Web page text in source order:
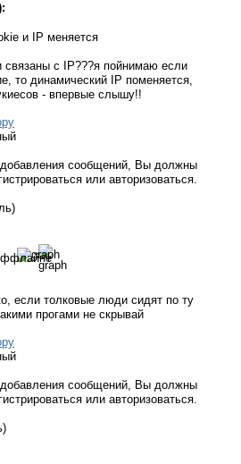
и IP меняется
связаны с IP???я пойнимаю если
то динамический IP поменяется,
- впервые слышу!!
сообщений, Вы должны
или авторизоваться.
если толковые люди сидят по ту
прогами не скрывай
сообщений, Вы должны
или авторизоваться.